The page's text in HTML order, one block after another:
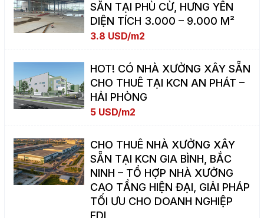
SẴN TẠI PHÙ CỪ, HƯNG YÊN
DIỆN TÍCH 3.000 – 9.000 M²
3.8 USD/m2
HOT! CÓ NHÀ XƯỞNG XÂY SẴN
CHO THUÊ TẠI KCN AN PHÁT –
HẢI PHÒNG
5 USD/m2
CHO THUÊ NHÀ XƯỞNG XÂY
SẴN TẠI KCN GIA BÌNH, BẮC
NINH – TỔ HỢP NHÀ XƯỞNG
CAO TẦNG HIỆN ĐẠI, GIẢI PHÁP
TỐI ƯU CHO DOANH NGHIỆP